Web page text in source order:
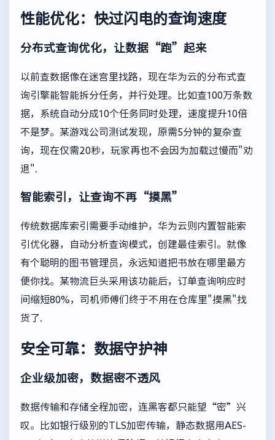
性能优化：快过闪电的查询速度
分布式查询优化，让数据“跑”起来
以前查数据像在迷宫里找路，现在华为云的分布式查
询引擎能智能拆分任务，并行处理。比如查100万条数
据，系统自动分成10个任务同时处理，速度提升10倍
不是梦。某游戏公司测试发现，原需5分钟的复杂查
询，现在仅需20秒，玩家再也不会因为加载过慢而"劝
退".
智能索引，让查询不再“摸黑”
传统数据库索引需要手动维护，华为云则内置智能索
引优化器，自动分析查询模式，创建最佳索引。就像
有个聪明的图书管理员，永远知道把书放在哪里最方
便你找。某物流巨头采用该功能后，订单查询响应时
间缩短80%，司机师傅们终于不用在仓库里"摸黑"找
货了.
安全可靠：数据守护神
企业级加密，数据密不透风
数据传输和存储全程加密，连黑客都只能望“密”兴
叹。比如银行级别的TLS加密传输，静态数据用AES-